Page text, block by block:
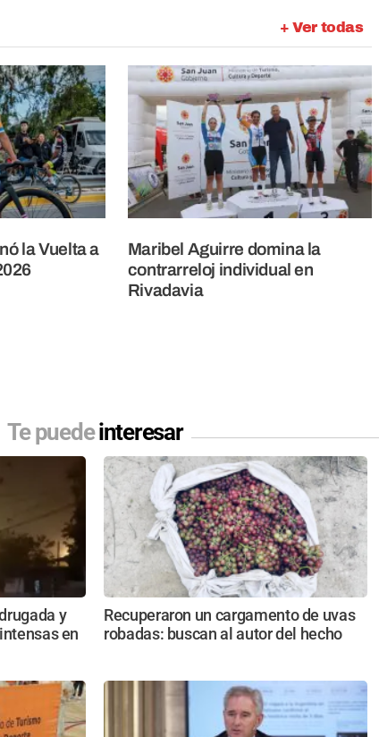
+ Ver todas
la Vuelta a
Maribel Aguirre domina la
contrarreloj individual en
Rivadavia
Te puedeinteresar
y
en
Recuperaron un cargamento de uvas
robadas: buscan al autor del hecho